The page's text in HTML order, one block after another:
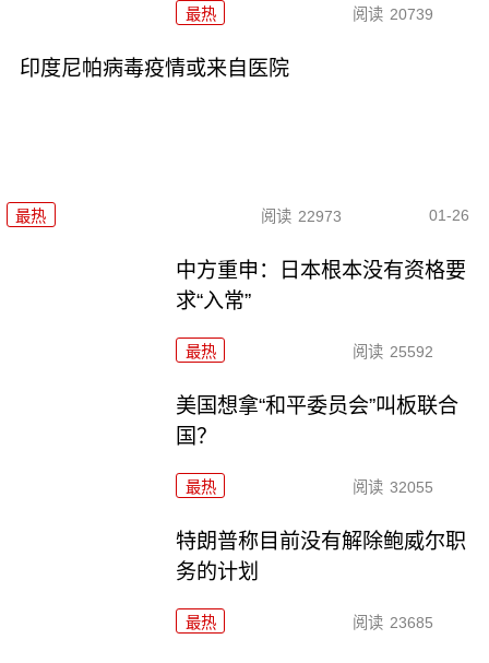
最热 阅读 20739
印度尼帕病毒疫情或来自医院
最热 阅读 22973 01-26
中方重申：日本根本没有资格要
求“入常”
最热 阅读 25592
美国想拿“和平委员会”叫板联合
国？
最热 阅读 32055
特朗普称目前没有解除鲍威尔职
务的计划
最热 阅读 23685